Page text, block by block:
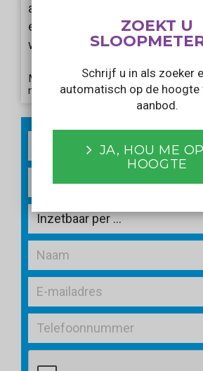
aandacht te brengen. Wij
een aanbod voorbij komt dat
wensen!
Met het verzenden van dit formulier
met onsprivacy statement.
ZOEKT U
Schrijf u in als zoeker
automatisch op de hoogte
aanbod.
JA, HOU ME
HOOGTE